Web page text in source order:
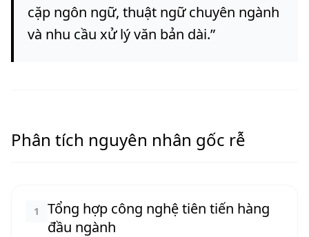
cặp ngôn ngữ, thuật ngữ chuyên ngành
và nhu cầu xử lý văn bản dài.”
Phân tích nguyên nhân gốc rễ
1
Tổng hợp công nghệ tiên tiến hàng
đầu ngành